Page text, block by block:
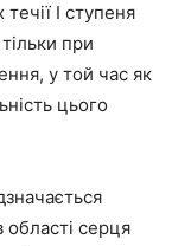
I ступеня
при
у той час як
цього
серця